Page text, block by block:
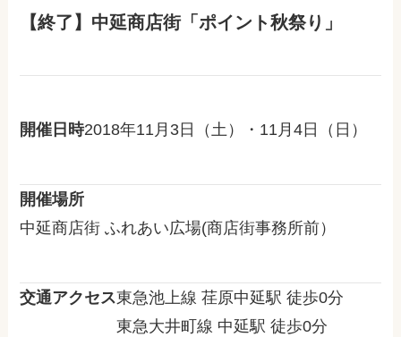
【終了】中延商店街「ポイント秋祭り」
開催日時2018年11月3日（土）・11月4日（日）
開催場所
中延商店街 ふれあい広場(商店街事務所前）
交通アクセス東急池上線 荏原中延駅 徒歩0分
東急大井町線 中延駅 徒歩0分